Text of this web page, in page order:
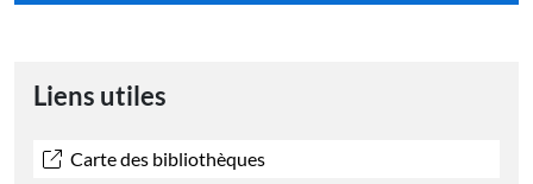
Liens utiles
Carte des bibliothèques